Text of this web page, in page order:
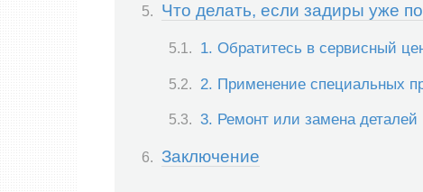
Что делать, если задиры уже
1. Обратитесь в сервисный
2. Применение специальных
3. Ремонт или замена деталей
Заключение